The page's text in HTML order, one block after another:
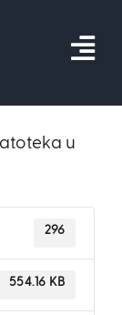
u
296
554.16 KB